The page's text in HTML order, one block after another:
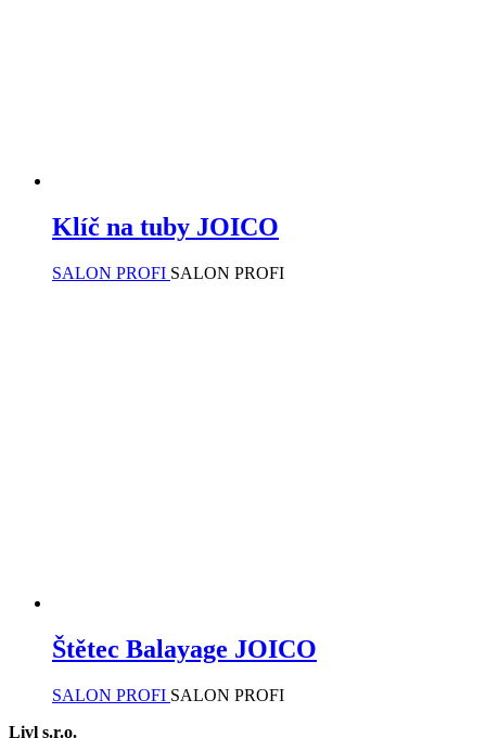
Klíč na tuby JOICO
SALON PROFI SALON PROFI
Štětec Balayage JOICO
SALON PROFI SALON PROFI
Livl s.r.o.